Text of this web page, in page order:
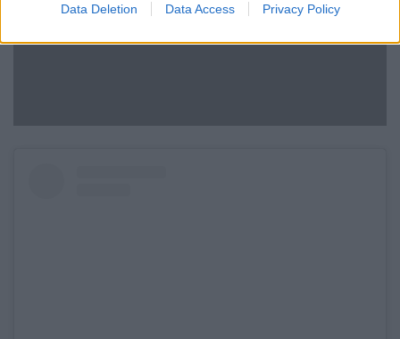
Data Deletion Data Access Privacy Policy